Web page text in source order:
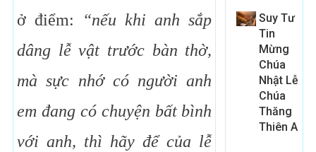
ở điểm:
“nếu khi anh sắp
dâng lễ vật trước bàn thờ,
mà sực nhớ có người anh
em đang có chuyện bất bình
với anh, thì hãy để của lễ
Suy Tư
Tin
Mừng
Chúa
Nhật Lễ
Chúa
Thăng
Thiên A